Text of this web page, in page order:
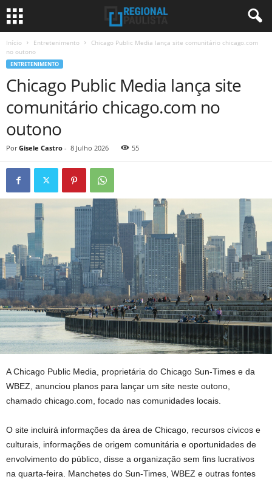
Início Entretenimento
Chicago Public Media lança site comunitário chicago.com
no outono
ENTRETENIMENTO
Chicago Public Media lança site
comunitário chicago.com no
outono
Por Gisele Castro - 8 Julho 2026 55
A Chicago Public Media, proprietária do Chicago Sun-Times e da
WBEZ, anunciou planos para lançar um site neste outono,
chamado chicago.com, focado nas comunidades locais.
O site incluirá informações da área de Chicago, recursos cívicos e
culturais, informações de origem comunitária e oportunidades de
envolvimento do público, disse a organização sem fins lucrativos
na quarta-feira. Manchetes do Sun-Times, WBEZ e outras fontes